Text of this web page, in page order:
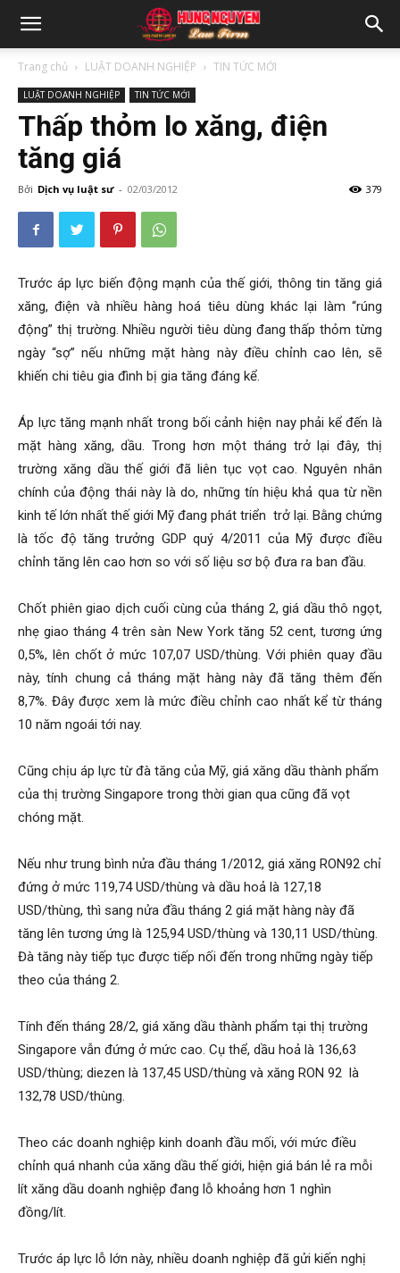
Trang chủ LUẬT DOANH NGHIỆP TIN TỨC MỚI
LUẬT DOANH NGHIỆP TIN TỨC MỚI
Thấp thỏm lo xăng, điện
tăng giá
Bởi Dịch vụ luật sư - 02/03/2012 379
Trước áp lực biến động mạnh của thế giới, thông tin tăng giá
xăng, điện và nhiều hàng hoá tiêu dùng khác lại làm “rúng
động” thị trường. Nhiều người tiêu dùng đang thấp thỏm từng
ngày “sợ” nếu những mặt hàng này điều chỉnh cao lên, sẽ
khiến chi tiêu gia đình bị gia tăng đáng kể.
Áp lực tăng mạnh nhất trong bối cảnh hiện nay phải kể đến là
mặt hàng xăng, dầu. Trong hơn một tháng trở lại đây, thị
trường xăng dầu thế giới đã liên tục vọt cao. Nguyên nhân
chính của động thái này là do, những tín hiệu khả qua từ nền
kinh tế lớn nhất thế giới Mỹ đang phát triển trở lại. Bằng chứng
là tốc độ tăng trưởng GDP quý 4/2011 của Mỹ được điều
chỉnh tăng lên cao hơn so với số liệu sơ bộ đưa ra ban đầu.
Chốt phiên giao dịch cuối cùng của tháng 2, giá dầu thô ngọt,
nhẹ giao tháng 4 trên sàn New York tăng 52 cent, tương ứng
0,5%, lên chốt ở mức 107,07 USD/thùng. Với phiên quay đầu
này, tính chung cả tháng mặt hàng này đã tăng thêm đến
8,7%. Đây được xem là mức điều chỉnh cao nhất kể từ tháng
10 năm ngoái tới nay.
Cũng chịu áp lực từ đà tăng của Mỹ, giá xăng dầu thành phẩm
của thị trường Singapore trong thời gian qua cũng đã vọt
chóng mặt.
Nếu như trung bình nửa đầu tháng 1/2012, giá xăng RON92 chỉ
đứng ở mức 119,74 USD/thùng và dầu hoả là 127,18
USD/thùng, thì sang nửa đầu tháng 2 giá mặt hàng này đã
tăng lên tương ứng là 125,94 USD/thùng và 130,11 USD/thùng.
Đà tăng này tiếp tục được tiếp nối đến trong những ngày tiếp
theo của tháng 2.
Tính đến tháng 28/2, giá xăng dầu thành phẩm tại thị trường
Singapore vẫn đứng ở mức cao. Cụ thể, dầu hoả là 136,63
USD/thùng; diezen là 137,45 USD/thùng và xăng RON 92 là
132,78 USD/thùng.
Theo các doanh nghiệp kinh doanh đầu mối, với mức điều
chỉnh quá nhanh của xăng dầu thế giới, hiện giá bán lẻ ra mỗi
lít xăng dầu doanh nghiệp đang lỗ khoảng hơn 1 nghìn
đồng/lít.
Trước áp lực lỗ lớn này, nhiều doanh nghiệp đã gửi kiến nghị